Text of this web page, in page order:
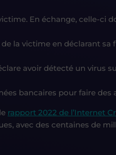
En échange, celle-ci
la victime en déclarant
avoir détecté un virus
bancaires pour faire
rapport 2022 de l’Internet
avec des centaines de